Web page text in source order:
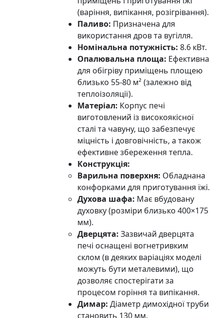
(варіння, випікання, розігрівання).
Паливо: Призначена для
використання дров та вугілля.
Номінальна потужність: 8.6 кВт.
Опалювальна площа: Ефективна
для обігріву приміщень площею
близько 55-80 м² (залежно від
теплоізоляції).
Матеріал: Корпус печі
виготовлений із високоякісної
сталі та чавуну, що забезпечує
міцність і довговічність, а також
ефективне збереження тепла.
Конструкція:
Варильна поверхня: Обладнана
конфорками для приготування їжі.
Духова шафа: Має вбудовану
духовку (розміри близько 400×175
мм).
Дверцята: Зазвичай дверцята
печі оснащені вогнетривким
склом (в деяких варіаціях моделі
можуть бути металевими), що
дозволяє спостерігати за
процесом горіння та випікання.
Димар: Діаметр димохідної труби
становить 130 мм.